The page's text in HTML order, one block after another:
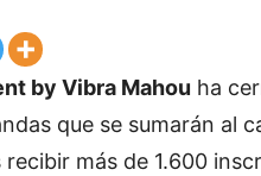
by Vibra Mahou ha
que se sumarán al
más de 1.600